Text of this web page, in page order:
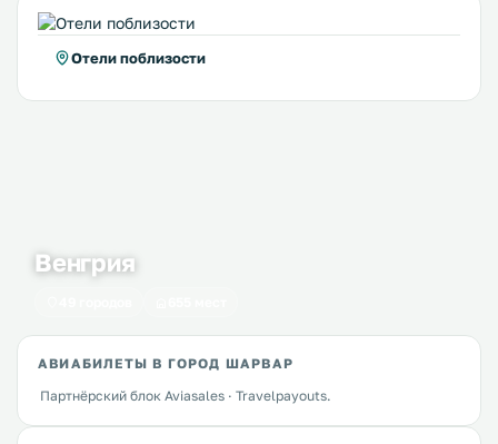
Отели поблизости
Венгрия
АВИАБИЛЕТЫ В ГОРОД ШАРВАР
Партнёрский блок Aviasales · Travelpayouts.